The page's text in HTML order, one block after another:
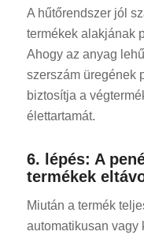
A hűtőrendszer jól
termékek alakjának
Ahogy az anyag
szerszám üregének
biztosítja a
élettartamát.
6. lépés: A
termékek
Miután a termék
automatikusan vagy